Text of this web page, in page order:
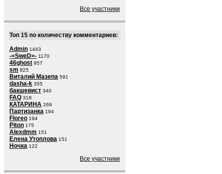
Все участники
Топ 15 по количеству комментариев:
Admin 1443
-=SweD=- 1170
46ghost 957
sm 825
Виталий Мазепа 591
dasha-k 355
бакшевист 340
FAQ 318
КАТАРИНА 269
Партизанка 194
Floreo 194
Piton 175
Alexdmm 151
Елена Утоплова 151
Ночка 122
Все участники